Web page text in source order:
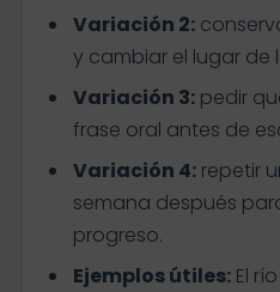
Variación 2:
y cambiar el lugar de
Variación 3:pedir
frase oral antes de
Variación 4:repetir
semana después
progreso.
Ejemplos útiles:El